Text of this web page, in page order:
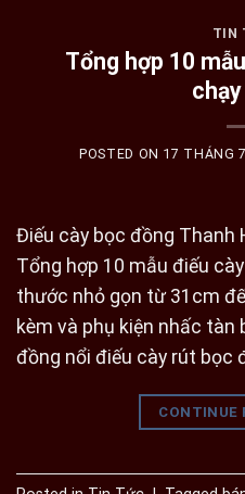
TIN
Tổng hợp 10
POSTED ON 17 THÁNG
Điếu cày bọc đồng Thanh
Tổng hợp 10 mẫu điếu
thước nhỏ gọn từ 31cm
kèm và phụ kiện nhấc tàn
đồng nổi điếu cày rút bọc
CONTINUE